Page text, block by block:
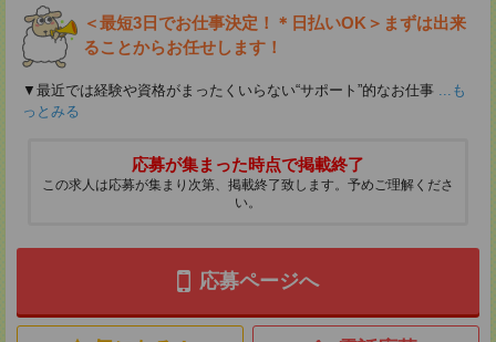
＜最短3日でお仕事決定！＊日払いOK＞まずは出来
ることからお任せします！
▼最近では経験や資格がまったくいらない“サポート”的なお仕事 ...も
っとみる
応募が集まった時点で掲載終了
この求人は応募が集まり次第、掲載終了致します。予めご理解くださ
い。
応募ページへ